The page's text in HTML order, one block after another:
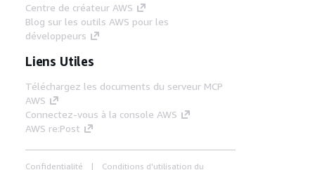
Centre de créateur AWS
Blog sur les outils AWS pour les
développeurs
Liens Utiles
Téléchargez les documents du serveur MCP
AWS
Connectez-vous à la console AWS
AWS re:Post
Confidentialité Conditions d'utilisation du